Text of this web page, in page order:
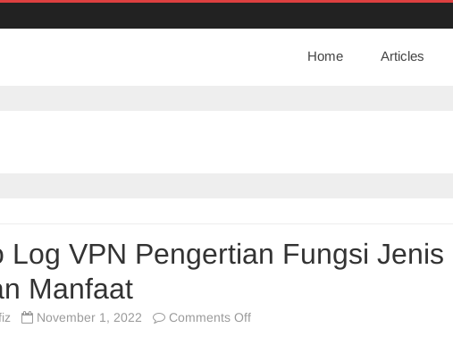
Home Articles
Log VPN Pengertian Fungsi Jenis
Manfaat
November 1, 2022 Comments Offon